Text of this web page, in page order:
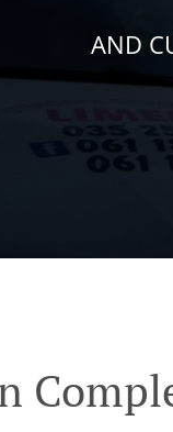
AND